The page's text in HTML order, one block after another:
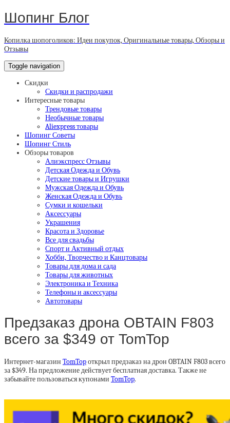
Шопинг Блог
Копилка шопоголиков: Идеи покупок, Оригинальные товары, Обзоры и
Отзывы
Toggle navigation
Скидки
Скидки и распродажи
Интересные товары
Трендовые товары
Необычные товары
Aliexpress товары
Шопинг Советы
Шопинг Стиль
Обзоры товаров
Алиэкспресс Отзывы
Детская Одежда и Обувь
Детские товары и Игрушки
Мужская Одежда и Обувь
Женская Одежда и Обувь
Сумки и кошельки
Аксессуары
Украшения
Красота и Здоровье
Все для свадьбы
Спорт и Активный отдых
Хобби, Творчество и Канцтовары
Товары для дома и сада
Товары для животных
Электроника и Техника
Телефоны и аксессуары
Автотовары
Предзаказ дрона OBTAIN F803
всего за $349 от TomTop
Интернет-магазин TomTopоткрыл предзаказ на дрон OBTAIN F803 всего
за $349. На предложение действует бесплатная доставка. Также не
забывайте пользоваться купонами TomTop.